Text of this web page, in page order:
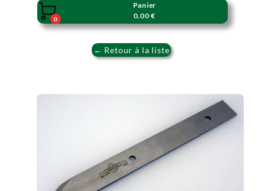

0
Panier
0.00 €
← Retour à la liste